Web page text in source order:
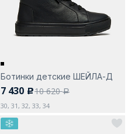
Ботинки детские ШЕЙЛА-Д
7 430 c10 620a
30, 31, 32, 33, 34